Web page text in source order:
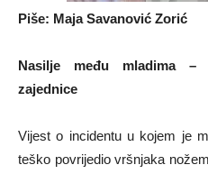
Piše: Maja Savanović Zorić
Nasilje među mladima –
zajednice
Vijest o incidentu u kojem je
teško povrijedio vršnjaka